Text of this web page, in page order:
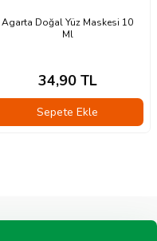
Agarta Doğal Yüz Maskesi 10
Ml
34,90TL
Sepete Ekle